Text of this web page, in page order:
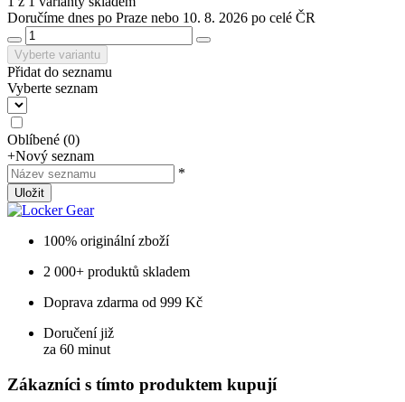
Doručíme dnes po Praze nebo 10. 8. 2026 po celé ČR
Vyberte variantu
Přidat do seznamu
Vyberte seznam
Oblíbené (0)
+Nový seznam
*
Uložit
100% originální zboží
2 000+ produktů skladem
Doprava zdarma od 999 Kč
Doručení již
za 60 minut
Zákazníci s tímto produktem kupují